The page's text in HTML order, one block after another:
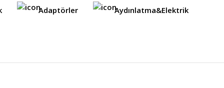
Adaptörler Aydınlatma&Elektrik